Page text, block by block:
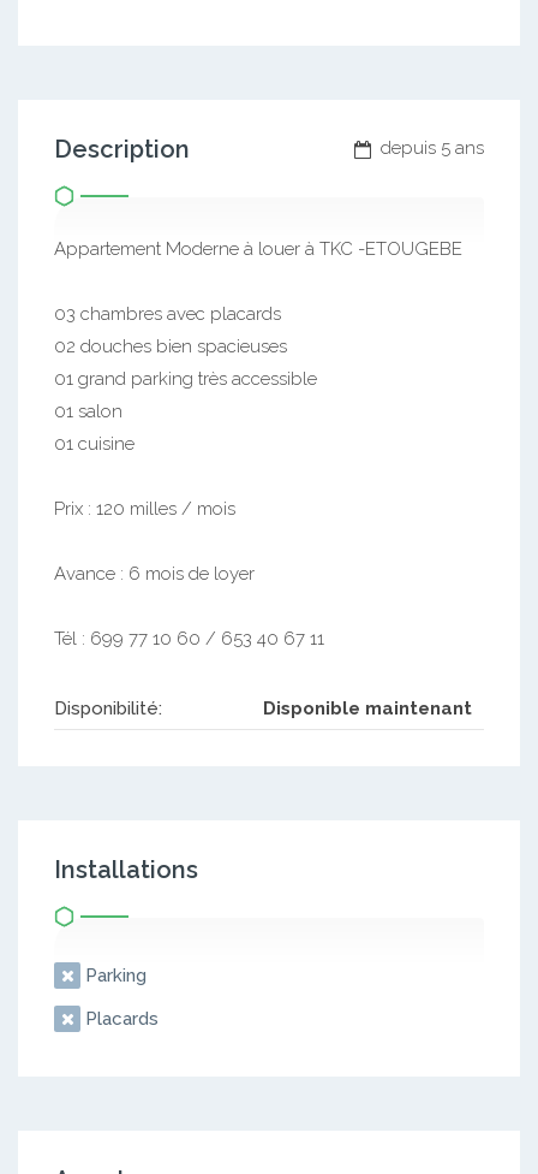
depuis 5 ans
Description
Appartement Moderne à louer à TKC -ETOUGEBE
03 chambres avec placards
02 douches bien spacieuses
01 grand parking très accessible
01 salon
01 cuisine
Prix : 120 milles / mois
Avance : 6 mois de loyer
Tél : 699 77 10 60 / 653 40 67 11
Disponibilité: Disponible maintenant
Installations
Parking
Placards